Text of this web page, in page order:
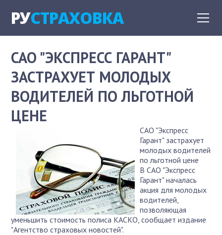
РУСТРАХОВКА
САО "ЭКСПРЕСС ГАРАНТ"
ЗАСТРАХУЕТ МОЛОДЫХ
ВОДИТЕЛЕЙ ПО ЛЬГОТНОЙ
ЦЕНЕ
САО "Экспресс
Гарант" застрахует
молодых водителей
по льготной цене
В САО "Экспресс
Гарант" началась
акция для молодых
водителей,
позволяющая
уменьшить стоимость полиса КАСКО, сообщает издание
"Агентство страховых новостей".